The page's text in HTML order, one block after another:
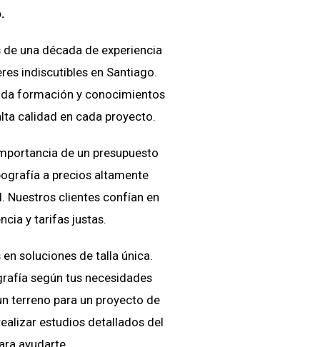
de una década de experiencia
indiscutibles en Santiago.
formación y conocimientos
calidad en cada proyecto.
de un presupuesto
a precios altamente
Nuestros clientes confían en
y tarifas justas.
soluciones de talla única.
según tus necesidades
terreno para un proyecto de
estudios detallados del